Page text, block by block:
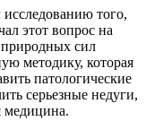
того,
этот вопрос на
сил
методику, которая
патологические
серьезные недуги,
медицина.